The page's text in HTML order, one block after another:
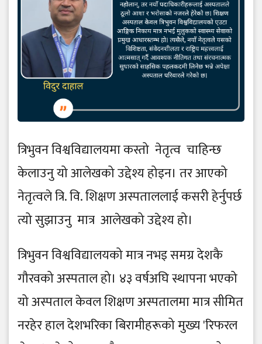
त्रिभुवन विश्वविद्यालयमा कस्तो नेतृत्व चाहिन्छ
केलाउनु यो आलेखको उद्देश्य होइन।​ तर आएको
नेतृत्वले त्रि. वि. शिक्षण अस्पताललाई कसरी हेर्नुपर्छ
त्यो सुझाउनु मात्र आलेखको उद्देश्य हो।
त्रिभुवन विश्वविद्यालयको मात्र नभइ समग्र देशकै
गौरवको अस्पताल हो। ४३ वर्षअघि स्थापना भएको
यो अस्पताल केवल शिक्षण अस्पतालमा मात्र सीमित
नरहेर हाल देशभरिका बिरामीहरूको मुख्य 'रिफरल